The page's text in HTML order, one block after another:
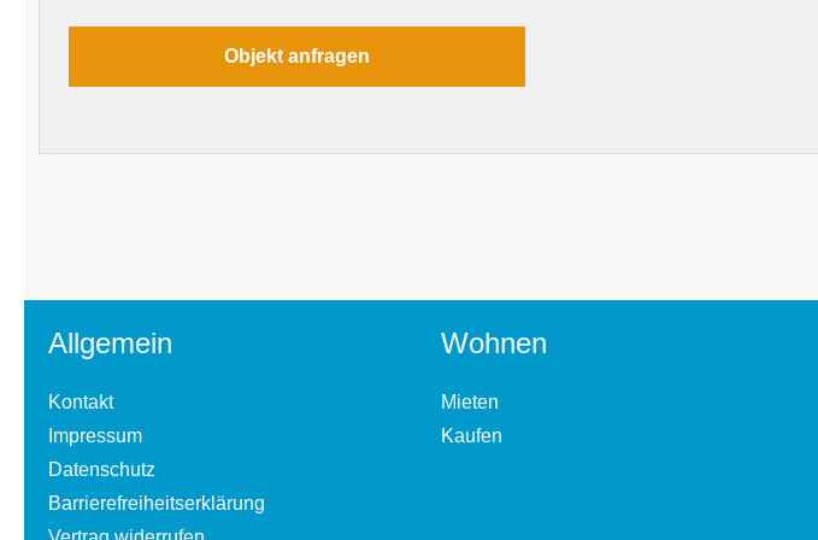
Allgemein
Kontakt
Impressum
Datenschutz
Barrierefreiheitserklärung
Wohnen
Mieten
Kaufen